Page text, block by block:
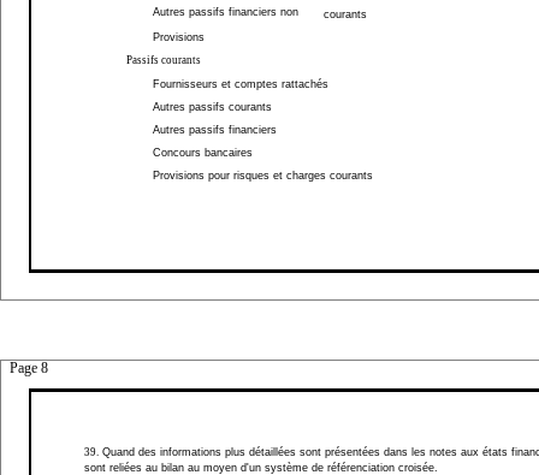
Autres passifs financiers non
courants
Provisions
Passifs courants
Fournisseurs et comptes rattachés
Autres passifs courants
Autres passifs financiers
Concours bancaires
Provisions pour risques et charges courants
Page 8
39. Quand des informations plus détaillées sont présentées dans les notes aux états
sont reliées au bilan au moyen d'un système de référenciation croisée.